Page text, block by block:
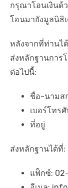
กรุณาโอนเงินด้
โอนมายังมูลนิธิ
หลังจากที่ท่านไ
ส่งหลักฐานการ
ต่อไปนี้:
ชื่อ-นามส
เบอร์โทร
ที่อยู่
ส่งหลักฐานได้ที่:
แฟ็กซ์: